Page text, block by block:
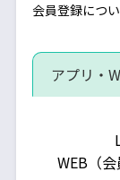
会員登録につ
アプリ・
WEB（